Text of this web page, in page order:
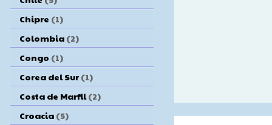
Chipre (1)
Colombia (2)
Congo (1)
Corea del Sur (1)
Costa de Marfil (2)
Croacia (5)